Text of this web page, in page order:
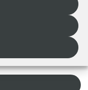
de los tratamientos
en las últimas
una solución
por personas